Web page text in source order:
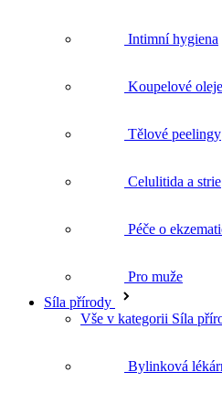
Intimní hygiena
Koupelové oleje
Tělové peelingy
Celulitida a strie
Péče o
Pro muže
Síla přírody
Vše v kategorii Síla
Bylinková